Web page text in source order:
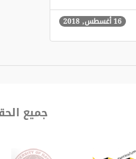
16 أغسطس, 2018
جميع